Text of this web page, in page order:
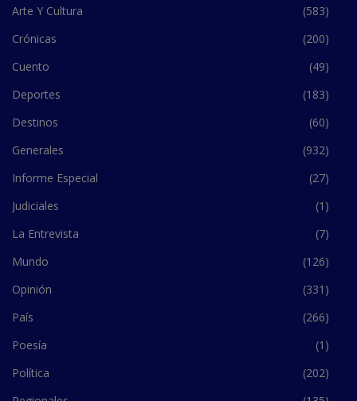
Arte Y Cultura
(583)
Crónicas
(200)
Cuento
(49)
Deportes
(183)
Destinos
(60)
Generales
(932)
Informe Especial
(27)
Judiciales
(1)
La Entrevista
(7)
Mundo
(126)
Opinión
(331)
País
(266)
Poesía
(1)
Política
(202)